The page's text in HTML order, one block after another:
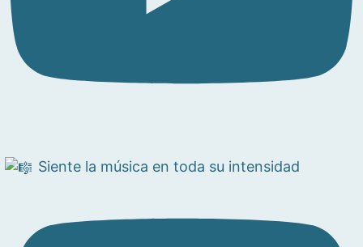
Siente la música en toda su intensidad